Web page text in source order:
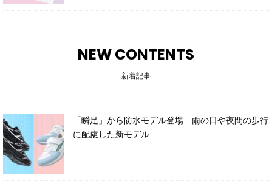
NEW CONTENTS
新着記事
「瞬足」から防水モデル登場 雨の日や夜間の歩行
に配慮した新モデル